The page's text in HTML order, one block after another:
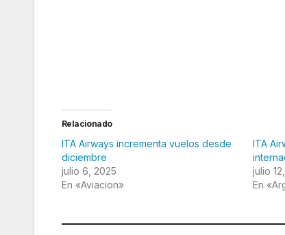
Relacionado
ITA Airways incrementa vuelos desde
diciembre
julio 6, 2025
En «Aviacion»
ITA
julio
En